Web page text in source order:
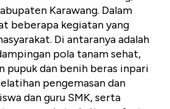
Karawang. Dalam
beberapa kegiatan yang
Di antaranya adalah
pola tanam sehat,
pupuk dan benih beras inpari
pengemasan dan
dan guru SMK, serta